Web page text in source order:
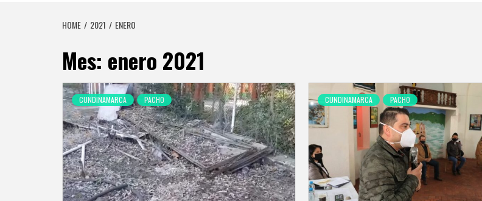
HOME 2021 ENERO
Mes: enero 2021
CUNDINAMARCA PACHO CUNDINAMARCA PACHO